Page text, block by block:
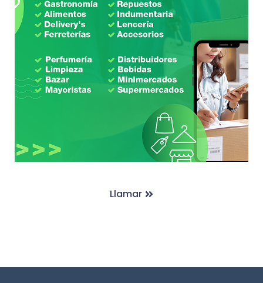
Llamar